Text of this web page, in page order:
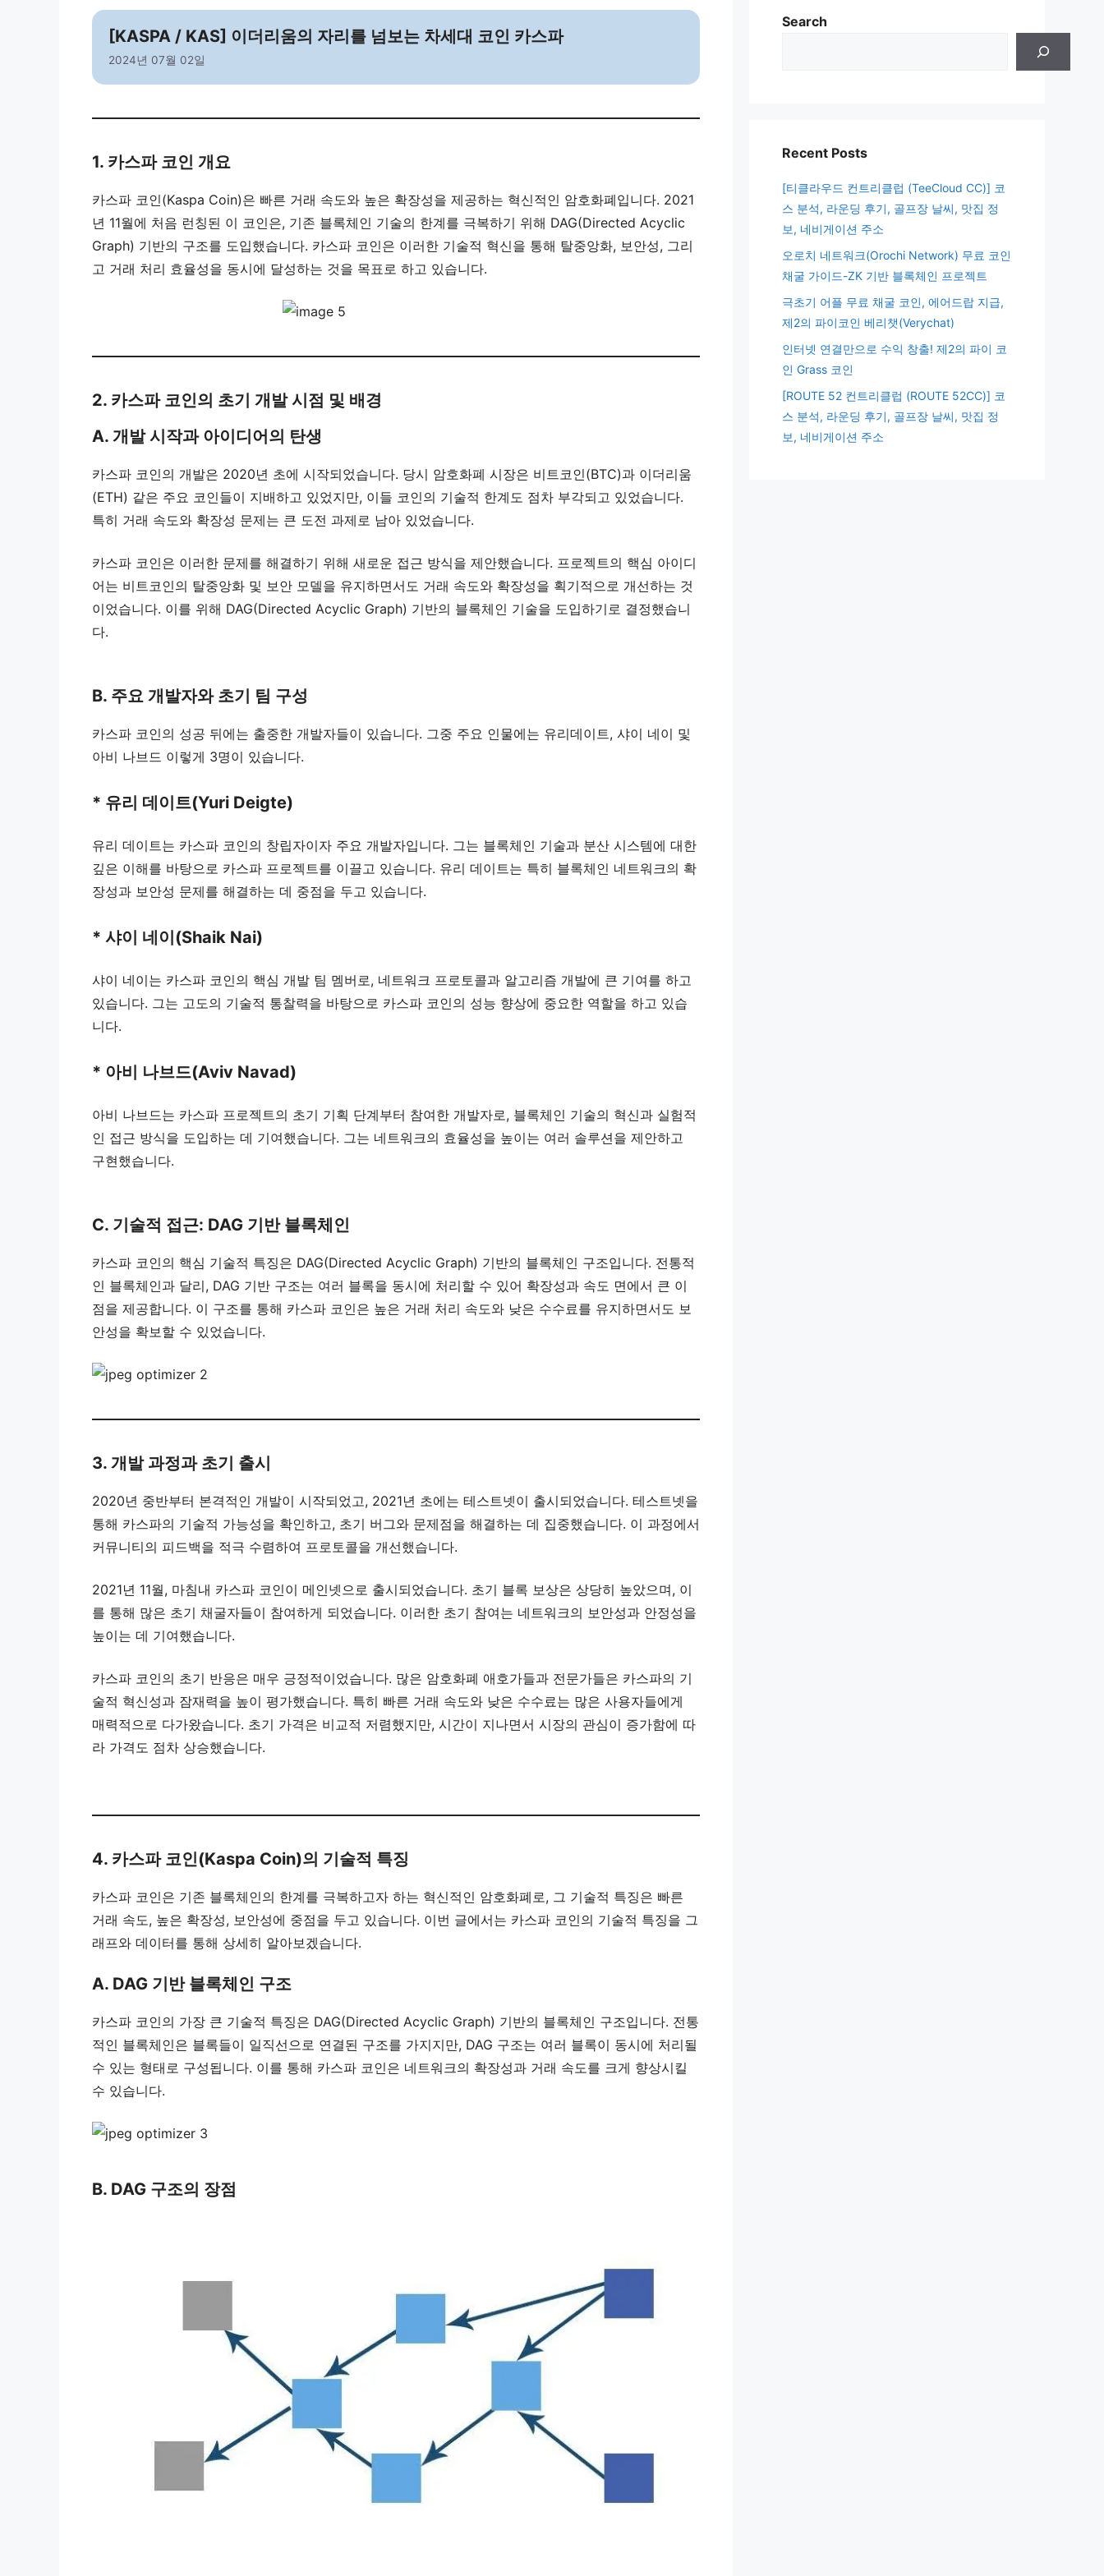
[KASPA / KAS] 이더리움의 자리를 넘보는 차세대 코인 카스파
2024년 07월 02일
1. 카스파 코인 개요
카스파 코인(Kaspa Coin)은 빠른 거래 속도와 높은 확장성을 제공하는 혁신적인 암호화폐입니다. 2021
년 11월에 처음 런칭된 이 코인은, 기존 블록체인 기술의 한계를 극복하기 위해 DAG(Directed Acyclic
Graph) 기반의 구조를 도입했습니다. 카스파 코인은 이러한 기술적 혁신을 통해 탈중앙화, 보안성, 그리
고 거래 처리 효율성을 동시에 달성하는 것을 목표로 하고 있습니다.
2. 카스파 코인의 초기 개발 시점 및 배경
A. 개발 시작과 아이디어의 탄생
카스파 코인의 개발은 2020년 초에 시작되었습니다. 당시 암호화폐 시장은 비트코인(BTC)과 이더리움
(ETH) 같은 주요 코인들이 지배하고 있었지만, 이들 코인의 기술적 한계도 점차 부각되고 있었습니다.
특히 거래 속도와 확장성 문제는 큰 도전 과제로 남아 있었습니다.
카스파 코인은 이러한 문제를 해결하기 위해 새로운 접근 방식을 제안했습니다. 프로젝트의 핵심 아이디
어는 비트코인의 탈중앙화 및 보안 모델을 유지하면서도 거래 속도와 확장성을 획기적으로 개선하는 것
이었습니다. 이를 위해 DAG(Directed Acyclic Graph) 기반의 블록체인 기술을 도입하기로 결정했습니
다.
B. 주요 개발자와 초기 팀 구성
카스파 코인의 성공 뒤에는 출중한 개발자들이 있습니다. 그중 주요 인물에는 유리데이트, 샤이 네이 및
아비 나브드 이렇게 3명이 있습니다.
* 유리 데이트(Yuri Deigte)
유리 데이트는 카스파 코인의 창립자이자 주요 개발자입니다. 그는 블록체인 기술과 분산 시스템에 대한
깊은 이해를 바탕으로 카스파 프로젝트를 이끌고 있습니다. 유리 데이트는 특히 블록체인 네트워크의 확
장성과 보안성 문제를 해결하는 데 중점을 두고 있습니다.
* 샤이 네이(Shaik Nai)
샤이 네이는 카스파 코인의 핵심 개발 팀 멤버로, 네트워크 프로토콜과 알고리즘 개발에 큰 기여를 하고
있습니다. 그는 고도의 기술적 통찰력을 바탕으로 카스파 코인의 성능 향상에 중요한 역할을 하고 있습
니다.
* 아비 나브드(Aviv Navad)
아비 나브드는 카스파 프로젝트의 초기 기획 단계부터 참여한 개발자로, 블록체인 기술의 혁신과 실험적
인 접근 방식을 도입하는 데 기여했습니다. 그는 네트워크의 효율성을 높이는 여러 솔루션을 제안하고
구현했습니다.
C. 기술적 접근: DAG 기반 블록체인
카스파 코인의 핵심 기술적 특징은 DAG(Directed Acyclic Graph) 기반의 블록체인 구조입니다. 전통적
인 블록체인과 달리, DAG 기반 구조는 여러 블록을 동시에 처리할 수 있어 확장성과 속도 면에서 큰 이
점을 제공합니다. 이 구조를 통해 카스파 코인은 높은 거래 처리 속도와 낮은 수수료를 유지하면서도 보
안성을 확보할 수 있었습니다.
3. 개발 과정과 초기 출시
2020년 중반부터 본격적인 개발이 시작되었고, 2021년 초에는 테스트넷이 출시되었습니다. 테스트넷을
통해 카스파의 기술적 가능성을 확인하고, 초기 버그와 문제점을 해결하는 데 집중했습니다. 이 과정에서
커뮤니티의 피드백을 적극 수렴하여 프로토콜을 개선했습니다.
2021년 11월, 마침내 카스파 코인이 메인넷으로 출시되었습니다. 초기 블록 보상은 상당히 높았으며, 이
를 통해 많은 초기 채굴자들이 참여하게 되었습니다. 이러한 초기 참여는 네트워크의 보안성과 안정성을
높이는 데 기여했습니다.
카스파 코인의 초기 반응은 매우 긍정적이었습니다. 많은 암호화폐 애호가들과 전문가들은 카스파의 기
술적 혁신성과 잠재력을 높이 평가했습니다. 특히 빠른 거래 속도와 낮은 수수료는 많은 사용자들에게
매력적으로 다가왔습니다. 초기 가격은 비교적 저렴했지만, 시간이 지나면서 시장의 관심이 증가함에 따
라 가격도 점차 상승했습니다.
4. 카스파 코인(Kaspa Coin)의 기술적 특징
카스파 코인은 기존 블록체인의 한계를 극복하고자 하는 혁신적인 암호화폐로, 그 기술적 특징은 빠른
거래 속도, 높은 확장성, 보안성에 중점을 두고 있습니다. 이번 글에서는 카스파 코인의 기술적 특징을 그
래프와 데이터를 통해 상세히 알아보겠습니다.
A. DAG 기반 블록체인 구조
카스파 코인의 가장 큰 기술적 특징은 DAG(Directed Acyclic Graph) 기반의 블록체인 구조입니다. 전통
적인 블록체인은 블록들이 일직선으로 연결된 구조를 가지지만, DAG 구조는 여러 블록이 동시에 처리될
수 있는 형태로 구성됩니다. 이를 통해 카스파 코인은 네트워크의 확장성과 거래 속도를 크게 향상시킬
수 있습니다.
B. DAG 구조의 장점
Search
Recent Posts
[티클라우드 컨트리클럽 (TeeCloud CC)] 코
스 분석, 라운딩 후기, 골프장 날씨, 맛집 정
보, 네비게이션 주소
오로치 네트워크(Orochi Network) 무료 코인
채굴 가이드-ZK 기반 블록체인 프로젝트
극초기 어플 무료 채굴 코인, 에어드랍 지급,
제2의 파이코인 베리챗(Verychat)
인터넷 연결만으로 수익 창출! 제2의 파이 코
인 Grass 코인
[ROUTE 52 컨트리클럽 (ROUTE 52CC)] 코
스 분석, 라운딩 후기, 골프장 날씨, 맛집 정
보, 네비게이션 주소